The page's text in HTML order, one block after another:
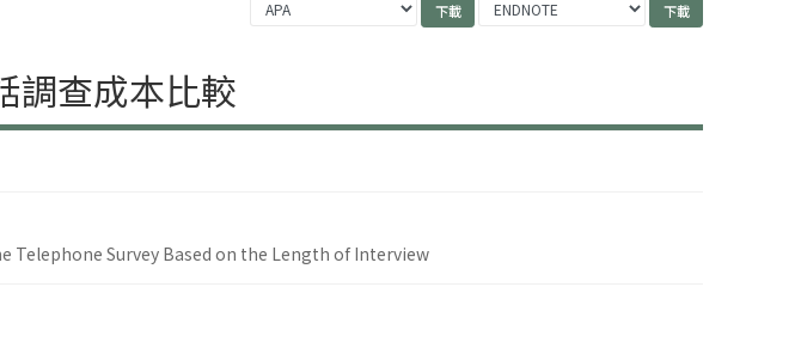
調查成本比較
Telephone Survey Based on the Length of Interview